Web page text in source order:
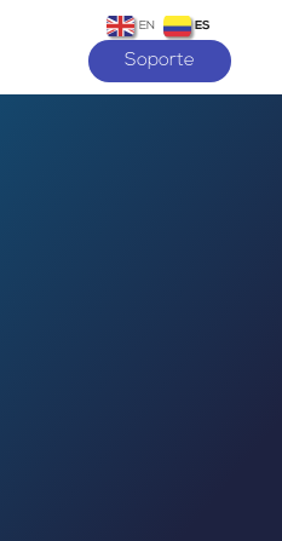
EN ES
Soporte